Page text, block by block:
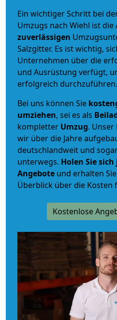
Ein wichtiger Schritt bei
Umzugs nach Wiehl ist die
zuverlässigen
Salzgitter. Es ist wichtig,
Unternehmen über die
und Ausrüstung verfügt,
erfolgreich durchzuführen.
Bei uns können Sie
umziehen, sei es als
kompletter Umzug.
wir über die Jahre
deutschlandweit und
unterwegs. Holen Sie
Angebote und erhalten
Überblick über die Kosten
Kostenlose